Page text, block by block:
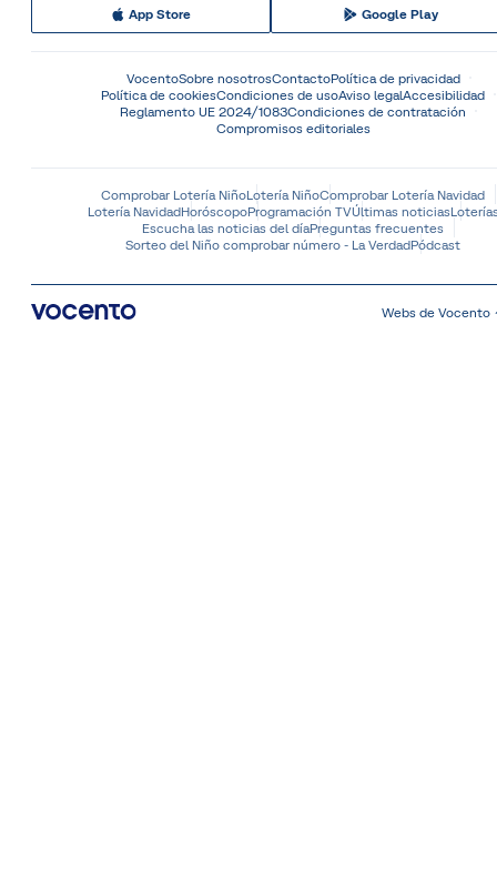
App Store Google Play
VocentoSobre nosotrosContactoPolítica de privacidad
Política de cookiesCondiciones de usoAviso legalAccesibilidad
Reglamento UE 2024/1083Condiciones de contratación
Compromisos editoriales
Comprobar Lotería NiñoLotería NiñoComprobar Lotería Navidad
Lotería NavidadHoróscopoProgramación TVÚltimas noticias
Escucha las noticias del díaPreguntas frecuentes
Sorteo del Niño comprobar número - La VerdadPódcast
Webs de Vocento